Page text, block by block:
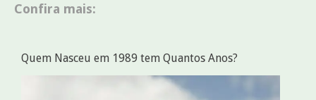
Confira mais:
Quem Nasceu em 1989 tem Quantos Anos?